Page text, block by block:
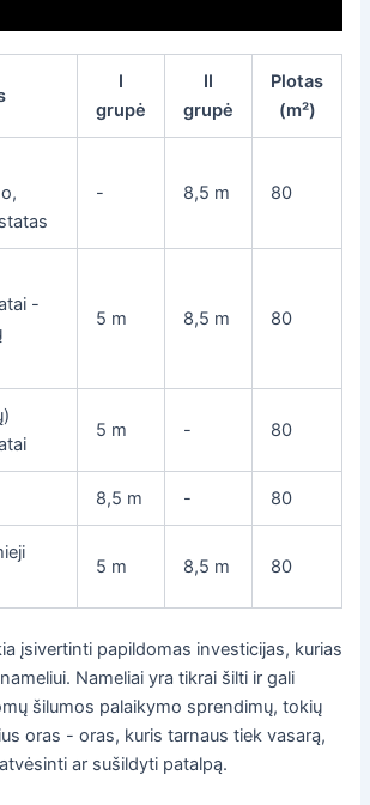
I
grupė
II
grupė
Plotas
(m²)
- 8,5 m 80
-
5 m 8,5 m 80
5 m - 80
8,5 m - 80
5 m 8,5 m 80
įsivertinti papildomas investicijas, kurias
Nameliai yra tikrai šilti ir gali
šilumos palaikymo sprendimų, tokių
oras - oras, kuris tarnaus tiek vasarą,
ar sušildyti patalpą.